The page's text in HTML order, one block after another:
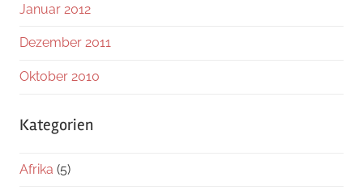
Januar 2012
Dezember 2011
Oktober 2010
Kategorien
Afrika (5)